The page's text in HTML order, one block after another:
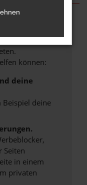
können:
deine
Beispiel deine
Seiten
in einem
privaten